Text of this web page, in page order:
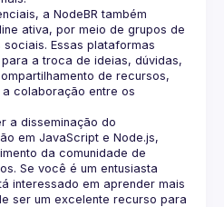
a NodeBR também
ativa, por meio de grupos de
Essas plataformas
a troca de ideias, dúvidas,
de recursos,
colaboração entre os
a disseminação do
em JavaScript e Node.js,
da comunidade de
Se você é um entusiasta
interessado em aprender mais
ser um excelente recurso para